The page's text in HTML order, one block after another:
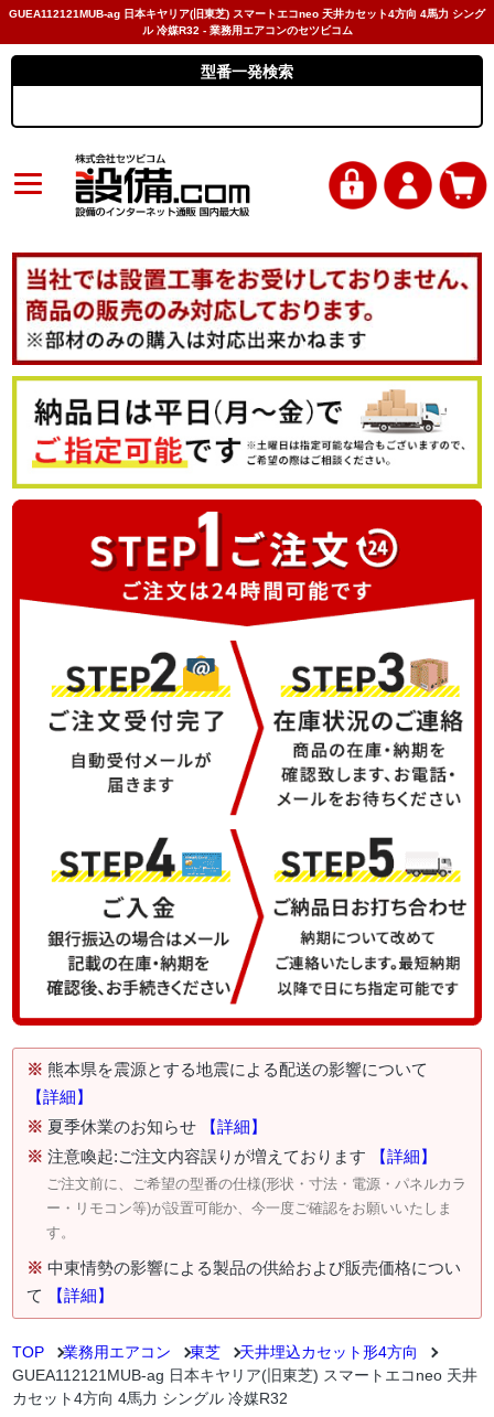
GUEA112121MUB-ag 日本キヤリア(旧東芝) スマートエコneo 天井カセット4方向 4馬力 シング
ル 冷媒R32 - 業務用エアコンのセツビコム
型番一発検索
※ 熊本県を震源とする地震による配送の影響について
【詳細】
※ 夏季休業のお知らせ
【詳細】
※ 注意喚起:ご注文内容誤りが増えております 【詳細】
ご注文前に、ご希望の型番の仕様(形状・寸法・電源・パネルカラ
ー・リモコン等)が設置可能か、今一度ご確認をお願いいたしま
す。
※ 中東情勢の影響による製品の供給および販売価格につい
て
【詳細】
TOP 業務用エアコン 東芝
天井埋込カセット形4方向
GUEA112121MUB-ag 日本キヤリア(旧東芝) スマートエコneo 天井
カセット4方向 4馬力 シングル 冷媒R32